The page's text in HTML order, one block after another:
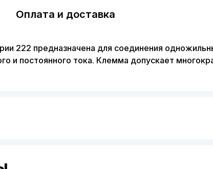
Оплата и доставка
222 предназначена для соединения
и постоянного тока. Клемма допускает